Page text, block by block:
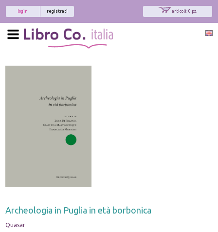
articoli: 0 pz.
registrati
login
Archeologia in Puglia in età borbonica
Quasar